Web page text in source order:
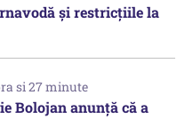
și restricțiile la
si 27 minute
Bolojan anunță că a